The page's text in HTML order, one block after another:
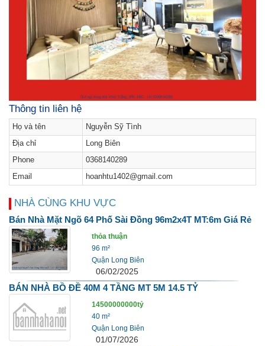
Thông tin liên hệ
Họ và tên
Nguyễn Sỹ Tình
Địa chỉ
Long Biên
Phone
0368140289
Email
hoanhtu1402@gmail.com
NHÀ CÙNG KHU VỰC
Bán Nhà Mặt Ngõ 64 Phố Sài Đồng 96m2x4T MT:6m Giá Rẻ
thỏa thuận
96 m²
Quận Long Biên
06/02/2025
BÁN NHÀ BỒ ĐỀ 40M 4 TẦNG MT 5M 14.5 TỶ
14500000000tỷ
40 m²
Quận Long Biên
01/07/2026